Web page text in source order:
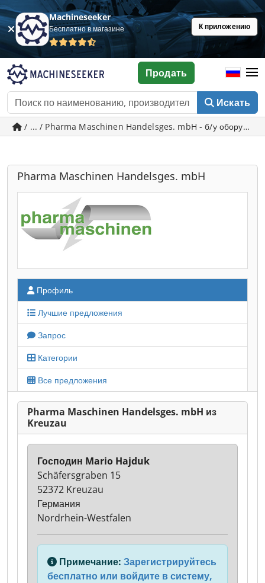
Machineseeker
Бесплатно в магазине К приложению
Искать
Продать
/ ... / Pharma Maschinen Handelsges. mbH - б/у
Pharma Maschinen Handelsges. mbH
Профиль
Лучшие предложения
Запрос
Категории
Все предложения
Pharma Maschinen Handelsges. mbH из
Kreuzau
Господин Mario Hajduk
Schäfersgraben 15
52372 Kreuzau
Германия
Nordrhein-Westfalen
Примечание: Зарегистрируйтесь
бесплатно или войдите в систему,